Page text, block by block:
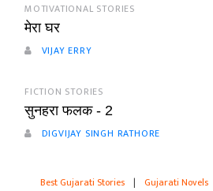
MOTIVATIONAL STORIES
मेरा घर
VIJAY ERRY
FICTION STORIES
सुनहरा फलक - 2
DIGVIJAY SINGH RATHORE
Best Gujarati Stories | Gujarati Novels